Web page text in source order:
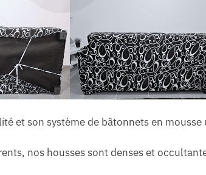
et son système de bâtonnets en
nos housses sont denses et